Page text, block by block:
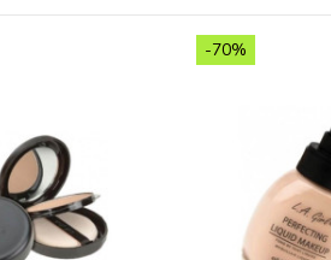
-70%